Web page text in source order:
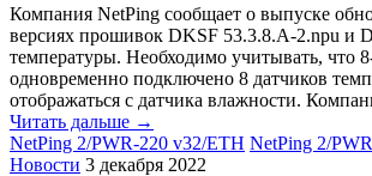
Компания NetPing сообщает о выпуске
версиях прошивок DKSF 53.3.8.A-2.npu и
температуры. Необходимо учитывать, что
одновременно подключено 8 датчиков
отображаться с датчика влажности.
Читать дальше →
NetPing 2/PWR-220 v32/ETH NetPing 2/
Новости 3 декабря 2022